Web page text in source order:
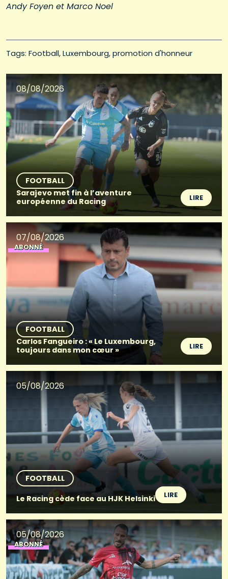
Andy Foyen et Marco Noel
Tags: Football Luxembourg promotion d'honneur
08/08/2026
FOOTBALL
Sarajevo met fin à l’aventure
européenne du Racing
LIRE
07/08/2026
ABONNÉ
FOOTBALL
Carlos Fangueiro : « Le Luxembourg,
toujours dans mon cœur »
LIRE
05/08/2026
FOOTBALL
Le Racing cède face au HJK Helsinki
LIRE
05/08/2026
ABONNÉ